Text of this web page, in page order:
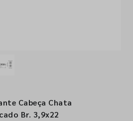
Cabeça Chata
Br. 3,9x22